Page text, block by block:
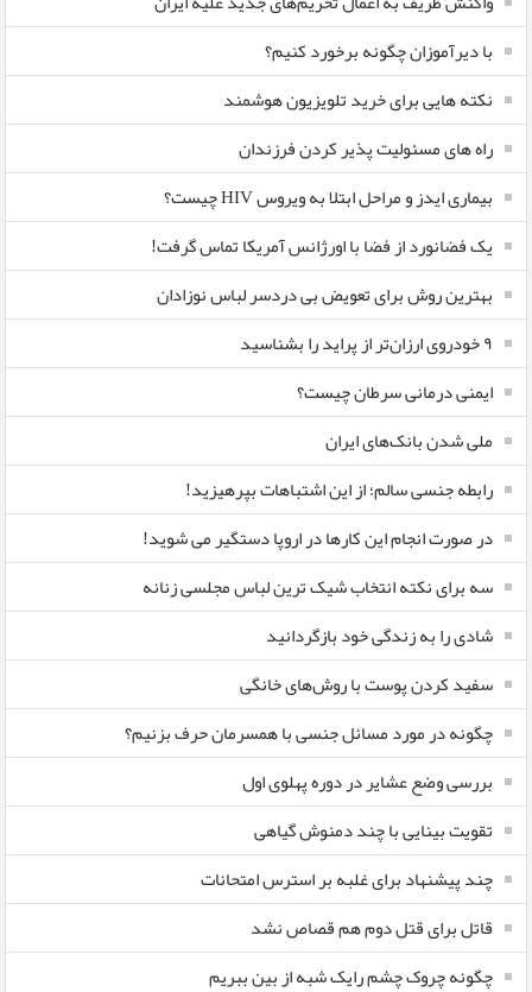
با دیرآموزان چگونه برخورد کنیم؟
نکته هایی برای خرید تلویزیون هوشمند
راه های مسئولیت پذیر کردن فرزندان
بیماری ایدز و مراحل ابتلا به ویروس HIV چیست؟
یک فضانورد از فضا با اورژانس آمریکا تماس گرفت!
بهترین روش برای تعویض بی دردسر لباس نوزادان
٩ خودروی ارزان‌تر از پراید را بشناسید
ایمنی درمانی سرطان چیست؟
ملی شدن بانک‌های ایران
رابطه جنسی سالم؛ از این اشتباهات بپرهیزید!
در صورت انجام این کارها در اروپا دستگیر می شوید!
سه برای نکته انتخاب شیک ترین لباس مجلسی زنانه
شادی را به زندگی خود بازگردانید
سفید کردن پوست با روش‌های خانگی
چگونه در مورد مسائل جنسی با همسرمان حرف بزنیم؟
بررسی وضع عشایر در دوره پهلوی اول
تقویت بینایی با چند دمنوش گیاهی
چند پیشنهاد برای غلبه بر استرس امتحانات
قاتل برای قتل دوم هم قصاص نشد
چگونه چروک چشم رایک شبه از بین ببریم